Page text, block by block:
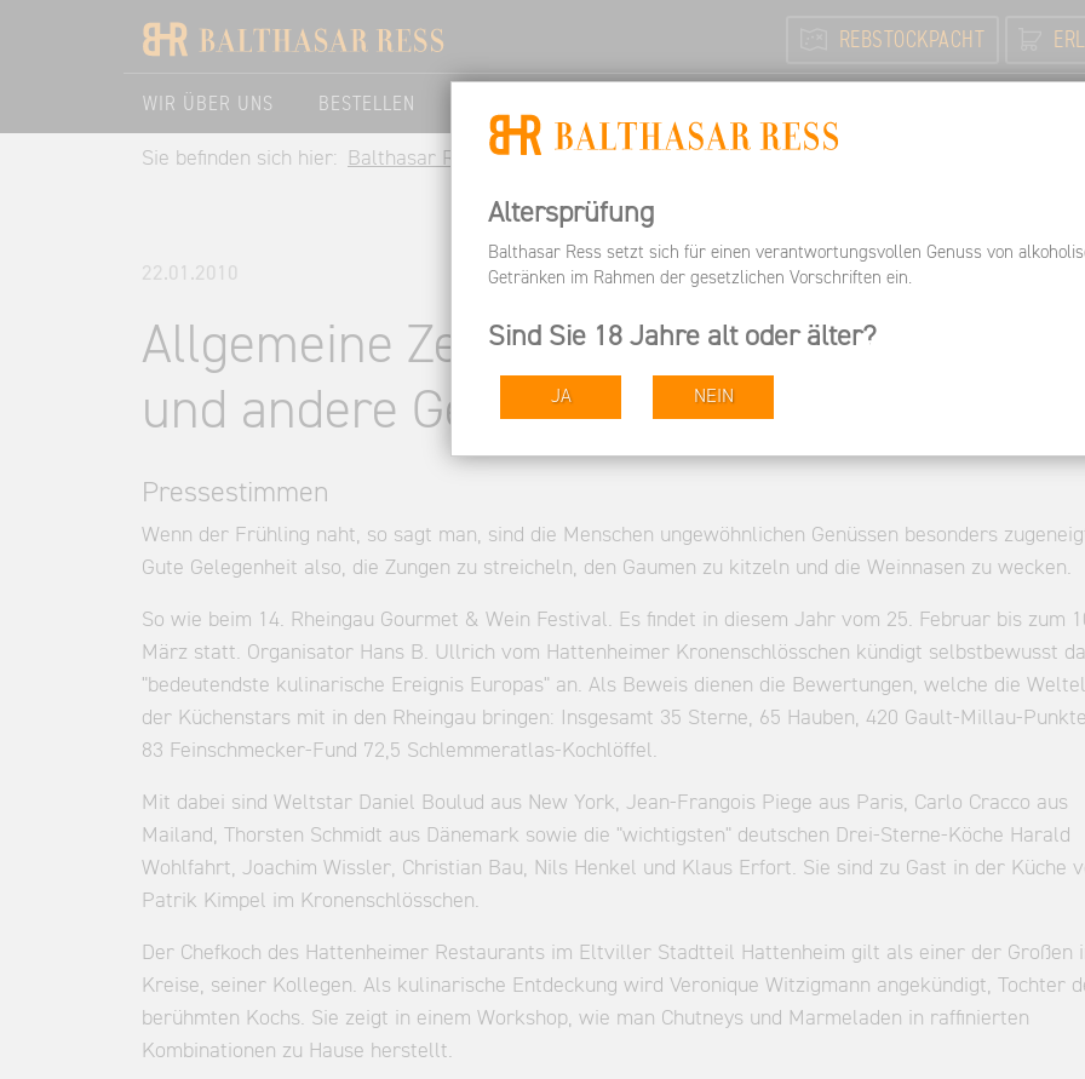
REBSTOCKPACHT
WIR ÜBER UNS BESTELLEN
Sie befinden sich hier: Balthasar Ress DE Allgemeine Zeitung Mainz
22.01.2010
Allgemeine Zeitung Mainz "Gaumenkitzel
und andere Genüsse"
Pressestimmen
Wenn der Frühling naht, so sagt man, sind die Menschen ungewöhnlichen Genüssen besonders
Gute Gelegenheit also, die Zungen zu streicheln, den Gaumen zu kitzeln und die Weinnasen zu wecken.
So wie beim 14. Rheingau Gourmet & Wein Festival. Es findet in diesem Jahr vom 25. Februar bis zum
März statt. Organisator Hans B. Ullrich vom Hattenheimer Kronenschlösschen kündigt selbstbewusst
"bedeutendste kulinarische Ereignis Europas" an. Als Beweis dienen die Bewertungen, welche die
der Küchenstars mit in den Rheingau bringen: Insgesamt 35 Sterne, 65 Hauben, 420 Gault-Millau-
83 Feinschmecker-Fund 72,5 Schlemmeratlas-Kochlöffel.
Mit dabei sind Weltstar Daniel Boulud aus New York, Jean-Frangois Piege aus Paris, Carlo Cracco aus
Mailand, Thorsten Schmidt aus Dänemark sowie die "wichtigsten" deutschen Drei-Sterne-Köche Harald
Wohlfahrt, Joachim Wissler, Christian Bau, Nils Henkel und Klaus Erfort. Sie sind zu Gast in der Küche
Patrik Kimpel im Kronenschlösschen.
Der Chefkoch des Hattenheimer Restaurants im Eltviller Stadtteil Hattenheim gilt als einer der Großen
Kreise, seiner Kollegen. Als kulinarische Entdeckung wird Veronique Witzigmann angekündigt, Tochter
berühmten Kochs. Sie zeigt in einem Workshop, wie man Chutneys und Marmeladen in raffinierten
Kombinationen zu Hause herstellt.
Altersprüfung
Balthasar Ress setzt sich für einen verantwortungsvollen Genuss von
Getränken im Rahmen der gesetzlichen Vorschriften ein.
Sind Sie 18 Jahre alt oder älter?
JA NEIN